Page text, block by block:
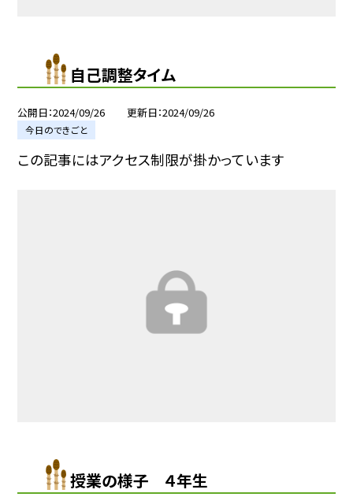
自己調整タイム
公開日 2024/09/26 更新日 2024/09/26
今日のできごと
この記事にはアクセス制限が掛かっています
授業の様子 ４年生